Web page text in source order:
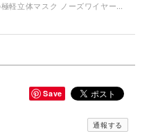
輝くシルクパワーの極軽立体マスク ノーズワイヤー入り（肌触りの良い着物の裏地絹100％）
【再販】選べる立体型マスク ノーズワイヤー入り 白生成り/白にブルー小花模様（肌触りの良い着物の裏地綿100％利用）
Save
通報する